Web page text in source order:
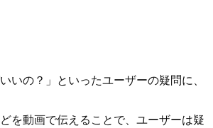
いの？」といったユーザーの疑問に、
を動画で伝えることで、ユーザーは疑